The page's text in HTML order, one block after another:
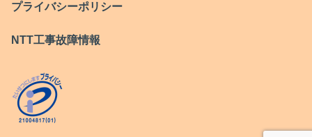
プライバシーポリシー
NTT工事故障情報